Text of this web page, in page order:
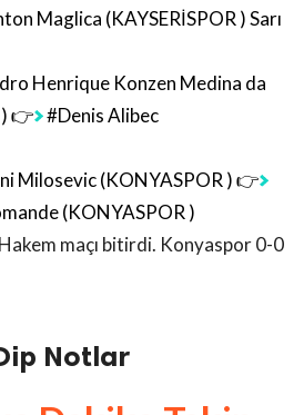
Maglica (KAYSERİSPOR ) Sarı
Henrique Konzen Medina da
👉 #Denis Alibec
Milosevic (KONYASPOR )👉
(KONYASPOR )
maçı bitirdi. Konyaspor 0-0
Notlar